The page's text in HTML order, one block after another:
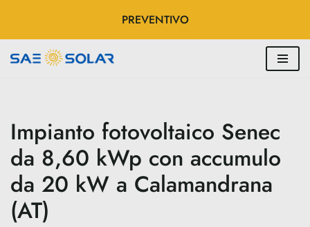
Vai
al
PREVENTIVO
Impianto fotovoltaico Senec
da 8,60 kWp con accumulo
da 20 kW a Calamandrana
(AT)